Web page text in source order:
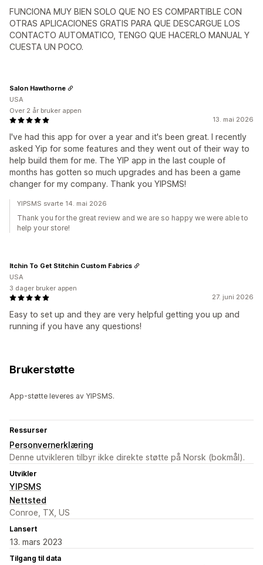
FUNCIONA MUY BIEN SOLO QUE NO ES COMPARTIBLE CON
OTRAS APLICACIONES GRATIS PARA QUE DESCARGUE LOS
CONTACTO AUTOMATICO, TENGO QUE HACERLO MANUAL Y
CUESTA UN POCO.
13. mai 2026
I've had this app for over a year and it's been great. I recently
asked Yip for some features and they went out of their way to
help build them for me. The YIP app in the last couple of
months has gotten so much upgrades and has been a game
changer for my company. Thank you YIPSMS!
Salon Hawthorne
USA
Over 2 år bruker appen
YIPSMS svarte 14. mai 2026
Thank you for the great review and we are so happy we were able to
help your store!
27. juni 2026
Easy to set up and they are very helpful getting you up and
running if you have any questions!
Itchin To Get Stitchin Custom Fabrics
USA
3 dager bruker appen
Brukerstøtte
App-støtte leveres av YIPSMS.
Ressurser
Personvernerklæring
Denne utvikleren tilbyr ikke direkte støtte på Norsk (bokmål).
Utvikler
YIPSMS
Nettsted
Conroe, TX, US
Lansert
13. mars 2023
Tilgang til data